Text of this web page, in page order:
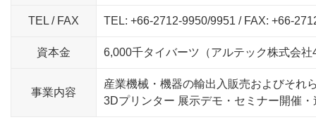
TEL / FAX TEL: +66-2712-9950/9951 / FAX: +66-
資本金 6,000千タイバーツ（アルテック株式会社
事業内容
産業機械・機器の輸出入販売およびそれ
3Dプリンター 展示デモ・セミナー開催